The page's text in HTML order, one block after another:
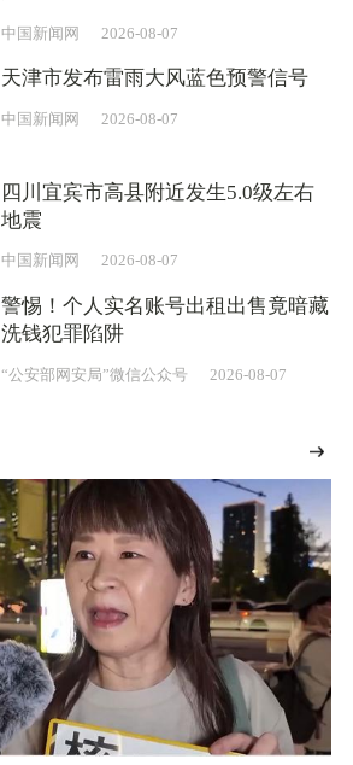
中国新闻网 2026-08-07
天津市发布雷雨大风蓝色预警信号
中国新闻网 2026-08-07
四川宜宾市高县附近发生5.0级左右
地震
中国新闻网 2026-08-07
警惕！个人实名账号出租出售竟暗藏
洗钱犯罪陷阱
“公安部网安局”微信公众号 2026-08-07